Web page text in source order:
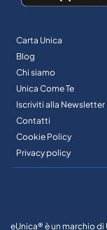
Carta Unica
Blog
Chi siamo
Unica Come Te
Iscriviti alla Newsletter
Contatti
Cookie Policy
Privacy policy
eUnica® è un marchio